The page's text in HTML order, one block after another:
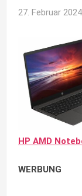
27. Februar 2024
HP AMD
WERBUNG